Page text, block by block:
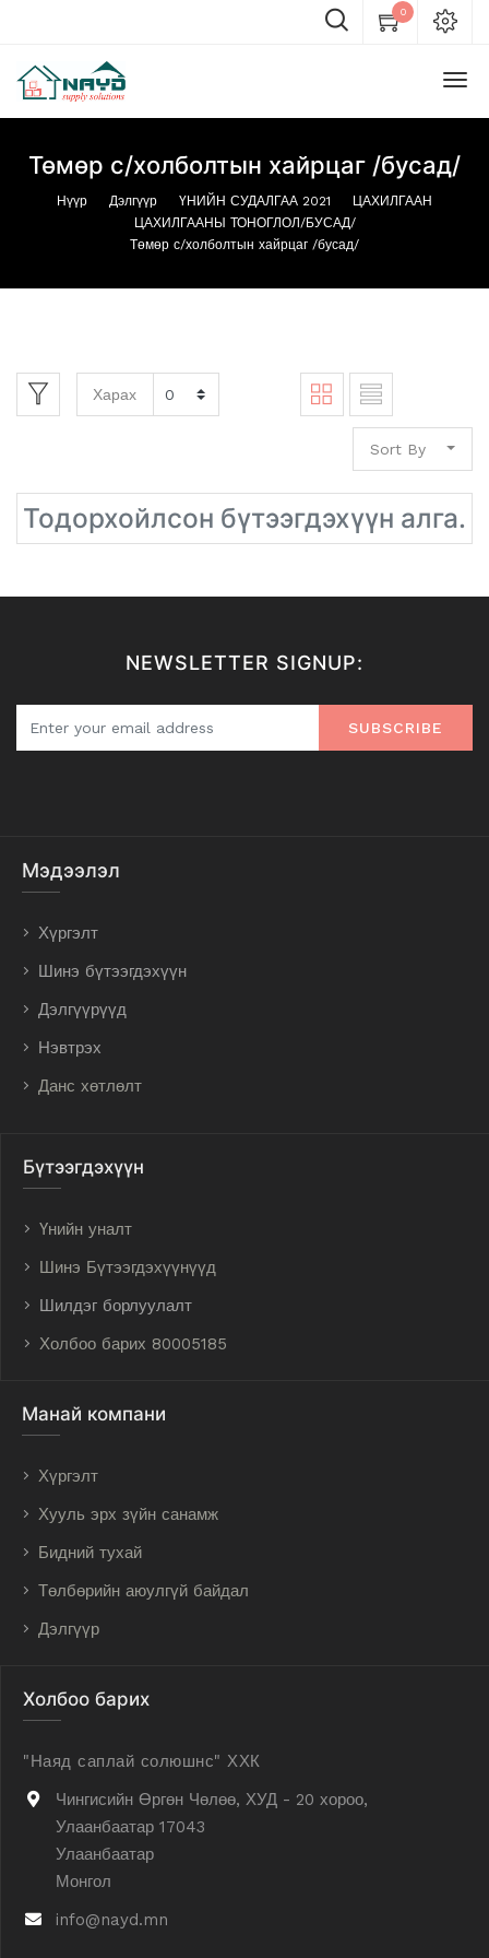
0
Төмөр с/холболтын хайрцаг /бусад/
Нүүр Дэлгүүр ҮНИЙН СУДАЛГАА 2021
ЦАХИЛГААН
ЦАХИЛГААНЫ ТОНОГЛОЛ/БУСАД/
Төмөр с/холболтын хайрцаг /бусад/
Харах
Sort By
Тодорхойлсон бүтээгдэхүүн алга.
NEWSLETTER SIGNUP:
SUBSCRIBE
Мэдээлэл
Хүргэлт
Шинэ бүтээгдэхүүн
Дэлгүүрүүд
Нэвтрэх
Данс хөтлөлт
Бүтээгдэхүүн
Үнийн уналт
Шинэ Бүтээгдэхүүнүүд
Шилдэг борлуулалт
Холбоо барих 80005185
Манай компани
Хүргэлт
Хууль эрх зүйн санамж
Бидний тухай
Төлбөрийн аюулгүй байдал
Дэлгүүр
Холбоо барих
"Наяд саплай солюшнс" ХХК
Чингисийн Өргөн Чөлөө, ХУД - 20 хороо,
Улаанбаатар 17043
Улаанбаатар
Монгол
info@nayd.mn